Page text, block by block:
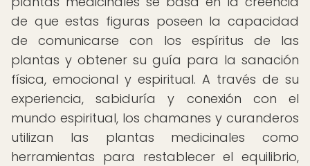
de que estas figuras poseen la capacidad
de comunicarse con los espíritus de las
plantas y obtener su guía para la sanación
física, emocional y espiritual. A través de su
experiencia, sabiduría y conexión con el
mundo espiritual, los chamanes y curanderos
utilizan las plantas medicinales como
herramientas para restablecer el equilibrio,